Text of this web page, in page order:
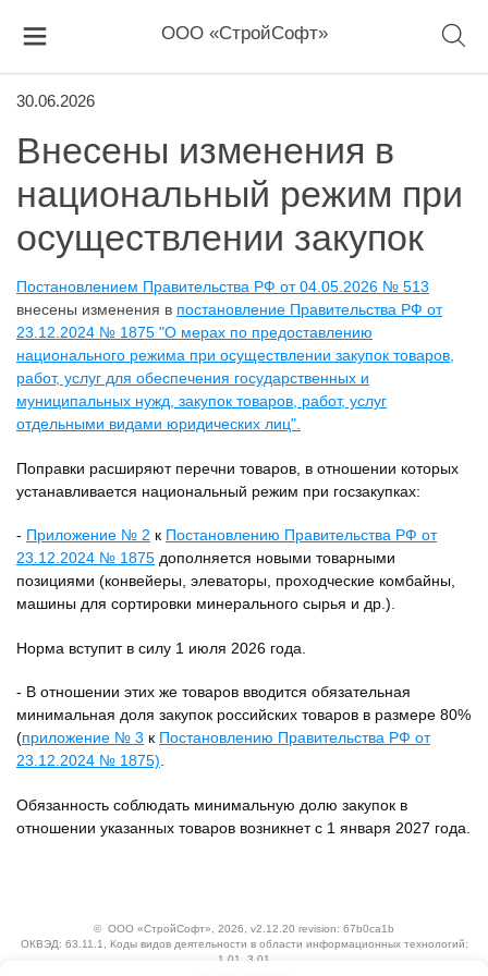
ООО «СтройСофт»
30.06.2026
Внесены изменения в
национальный режим при
осуществлении закупок
Постановлением Правительства РФ от 04.05.2026 № 513
внесены изменения в постановление Правительства РФ от
23.12.2024 № 1875 "О мерах по предоставлению
национального режима при осуществлении закупок товаров,
работ, услуг для обеспечения государственных и
муниципальных нужд, закупок товаров, работ, услуг
отдельными видами юридических лиц".
Поправки расширяют перечни товаров, в отношении которых
устанавливается национальный режим при госзакупках:
- Приложение № 2 к Постановлению Правительства РФ от
23.12.2024 № 1875 дополняется новыми товарными
позициями (конвейеры, элеваторы, проходческие комбайны,
машины для сортировки минерального сырья и др.).
Норма вступит в силу 1 июля 2026 года.
- В отношении этих же товаров вводится обязательная
минимальная доля закупок российских товаров в размере 80%
(приложение № 3 к Постановлению Правительства РФ от
23.12.2024 № 1875).
Обязанность соблюдать минимальную долю закупок в
отношении указанных товаров возникнет с 1 января 2027 года.
© ООО «СтройСофт» , 2026, v2.12.20 revision: 67b0ca1b
ОКВЭД: 63.11.1, Коды видов деятельности в области информационных технологий:
1.01, 3.01